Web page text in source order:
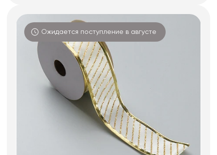
Ожидается поступление в августе